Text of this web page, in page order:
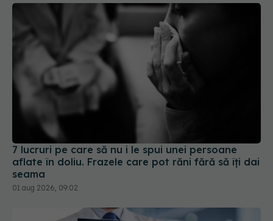
7 lucruri pe care să nu i le spui unei persoane
aflate în doliu. Frazele care pot răni fără să îți dai
seama
01 aug 2026, 09:02